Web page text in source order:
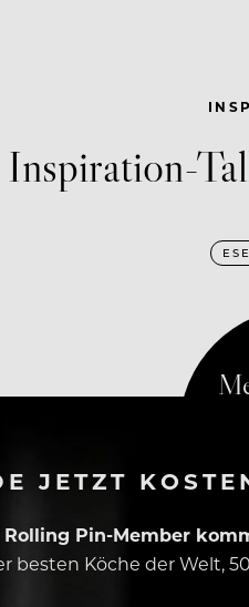
Inspiration-
JETZT
Rolling Pin-Member
besten Köche der